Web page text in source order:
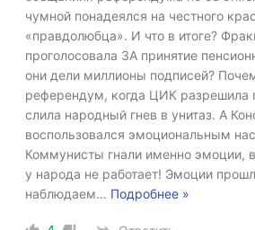
чумной понадеялся на честного
«правдолюбца». И что в итоге?
проголосовала ЗА принятие
они дели миллионы подписей?
референдум, когда ЦИК разрешила
слила народный гнев в унитаз. А
воспользовался эмоциональным
Коммунисты гнали именно эмоции,
у народа не работает! Эмоции
наблюдаем… Подробнее »